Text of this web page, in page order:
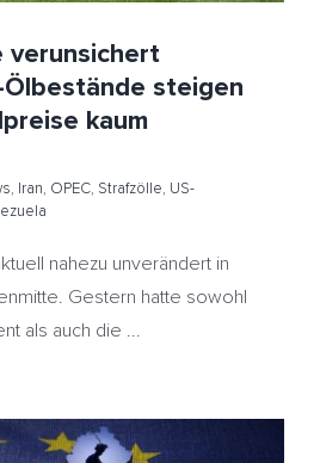
verunsichert
steigen
kaum
, Iran, OPEC, Strafzölle, US-
nahezu unverändert in
Gestern hatte sowohl
als auch die ...